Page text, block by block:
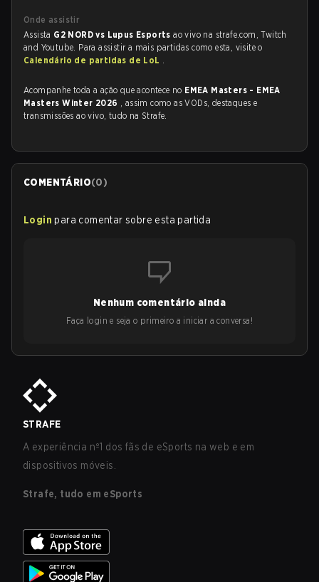
Onde assistir
Assista G2 NORD vs Lupus Esportsao vivo na strafe.com, Twitch
and Youtube. Para assistir a mais partidas como esta, visite o
Calendário de partidas de LoL .
Acompanhe toda a ação que acontece no EMEA Masters - EMEA
Masters Winter 2026 , assim como as VODs, destaques e
transmissões ao vivo, tudo na Strafe.
COMENTÁRIO(0)
Login para comentar sobre esta partida
Nenhum comentário ainda
Faça login e seja o primeiro a iniciar a conversa!
STRAFE
A experiência nº1 dos fãs de eSports na web e em
dispositivos móveis.
Strafe, tudo em eSports